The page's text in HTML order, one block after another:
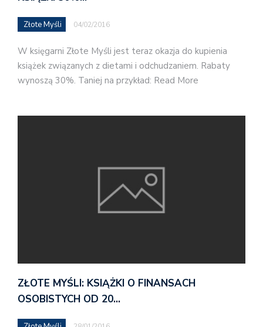
Złote Myśli 04/02/2016
W księgarni Złote Myśli jest teraz okazja do kupienia
książek związanych z dietami i odchudzaniem. Rabaty
wynoszą 30%. Taniej na przykład: Read More
ZŁOTE MYŚLI: KSIĄŻKI O FINANSACH
OSOBISTYCH OD 20…